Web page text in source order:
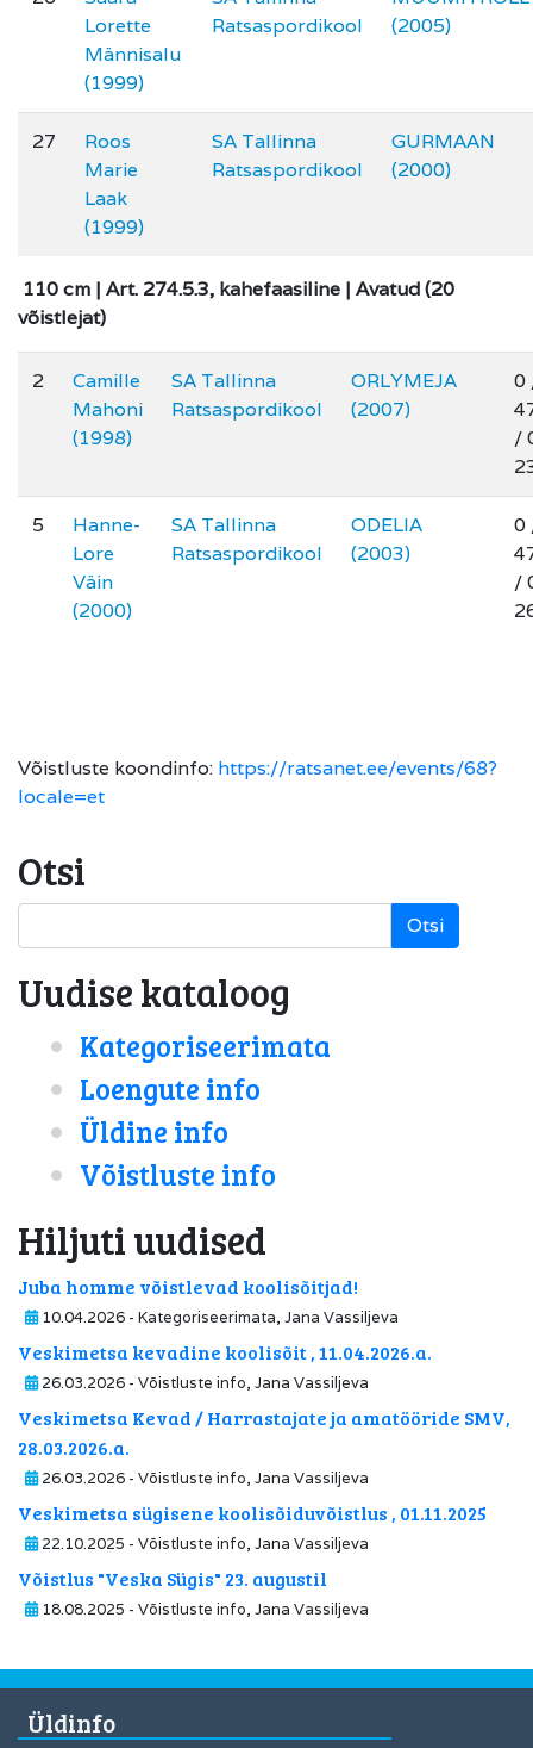
Lorette
Männisalu
(1999)
Ratsaspordikool
(2005)
27
Roos
Marie
Laak
(1999)
SA Tallinna
Ratsaspordikool
GURMAAN
(2000)
110 cm | Art. 274.5.3, kahefaasiline | Avatud (20
võistlejat)
2
Camille
Mahoni
(1998)
SA Tallinna
Ratsaspordikool
ORLYMEJA
(2007)
0
/
5
Hanne-
Lore
Väin
(2000)
SA Tallinna
Ratsaspordikool
ODELIA
(2003)
0
/
Võistluste koondinfo: https://ratsanet.ee/events/68?
locale=et
Otsi
Otsi
Uudise kataloog
Kategoriseerimata
Loengute info
Üldine info
Võistluste info
Hiljuti uudised
Juba homme võistlevad koolisõitjad!
10.04.2026 - Kategoriseerimata, Jana Vassiljeva
Veskimetsa kevadine koolisõit , 11.04.2026.a.
26.03.2026 - Võistluste info, Jana Vassiljeva
Veskimetsa Kevad / Harrastajate ja amatööride SMV,
28.03.2026.a.
26.03.2026 - Võistluste info, Jana Vassiljeva
Veskimetsa sügisene koolisõiduvõistlus , 01.11.2025
22.10.2025 - Võistluste info, Jana Vassiljeva
Võistlus "Veska Sügis" 23. augustil
18.08.2025 - Võistluste info, Jana Vassiljeva
Üldinfo